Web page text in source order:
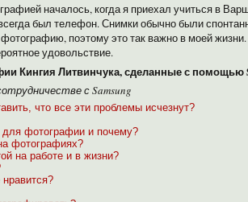
началось, когда я приехал учиться в
был телефон. Снимки обычно были
поэтому это так важно в моей
удовольствие.
Кингия Литвинчука, сделанные с помощью
с Samsung
что все эти проблемы исчезнут?
фотографии и почему?
фотографиях?
на работе и в жизни?
нравится?